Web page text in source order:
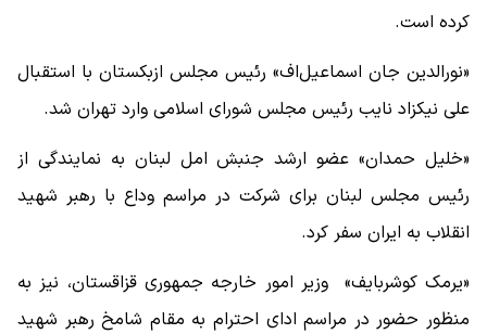
کرده است.
«نورالدین جان‌ اسماعیل‌اف» رئیس مجلس ازبکستان با استقبال
علی نیکزاد نایب رئیس مجلس شورای اسلامی وارد تهران شد.
«خلیل حمدان» عضو ارشد جنبش امل لبنان به نمایندگی از
رئیس مجلس لبنان برای شرکت در مراسم وداع با رهبر شهید
انقلاب به ایران سفر کرد.
«یرمک کوشربایف» وزیر امور خارجه جمهوری قزاقستان، نیز به
منظور حضور در مراسم ادای احترام به مقام شامخ رهبر شهید